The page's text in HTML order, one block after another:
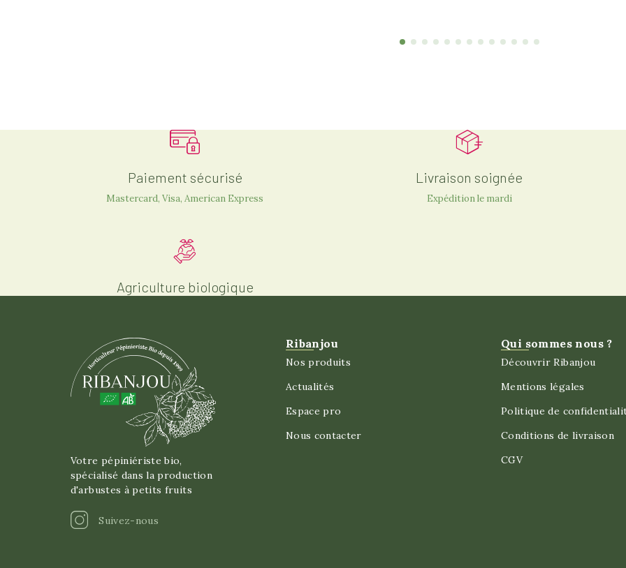
Paiement sécurisé
Mastercard, Visa, American Express
Livraison soignée
Expédition le mardi
Agriculture biologique
Votre pépiniériste bio,
spécialisé dans la production
d'arbustes à petits fruits
Suivez-nous
Instagram
Ribanjou
Nos produits
Actualités
Espace pro
Nous contacter
Qui sommes nous ?
Découvrir Ribanjou
Mentions légales
Politique de
Conditions de livraison
CGV